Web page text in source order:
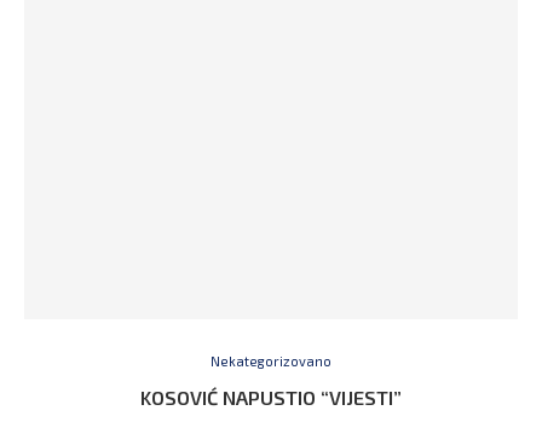
Nekategorizovano
KOSOVIĆ NAPUSTIO “VIJESTI”